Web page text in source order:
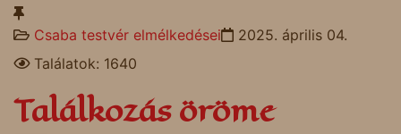
Csaba testvér elmélkedései
2025. április 04.
Találatok: 1640
Találkozás öröme